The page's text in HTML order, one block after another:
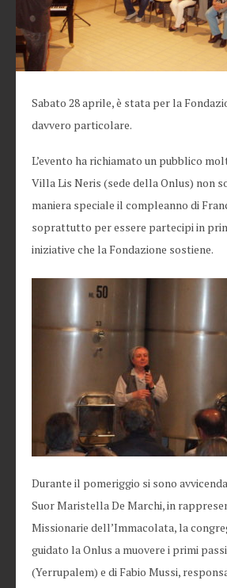
Sabato 28 aprile, è stata per la
davvero particolare.
L’evento ha richiamato un pubblico
Villa Lis Neris (sede della Onlus) non
maniera speciale il compleanno di
soprattutto per essere partecipi in
iniziative che la Fondazione sostiene.
Durante il pomeriggio si sono
Suor Maristella De Marchi, in
Missionarie dell’Immacolata, la
guidato la Onlus a muovere i primi
(Yerrupalem) e di Fabio Mussi,